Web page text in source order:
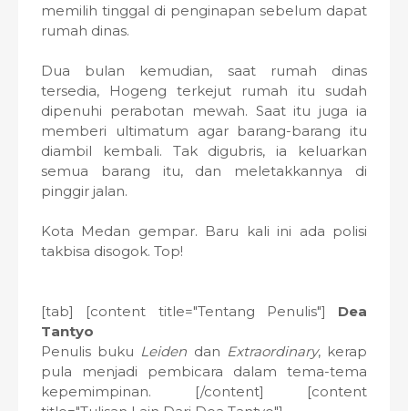
memilih tinggal di penginapan sebelum dapat
rumah dinas.
Dua bulan kemudian, saat rumah dinas
tersedia, Hogeng terkejut rumah itu sudah
dipenuhi perabotan mewah. Saat itu juga ia
memberi ultimatum agar barang-barang itu
diambil kembali. Tak digubris, ia keluarkan
semua barang itu, dan meletakkannya di
pinggir jalan.
Kota Medan gempar. Baru kali ini ada polisi
takbisa disogok. Top!
[tab] [content title="Tentang Penulis"] Dea
Tantyo
Penulis buku Leiden dan Extraordinary, kerap
pula menjadi pembicara dalam tema-tema
kepemimpinan. [/content] [content